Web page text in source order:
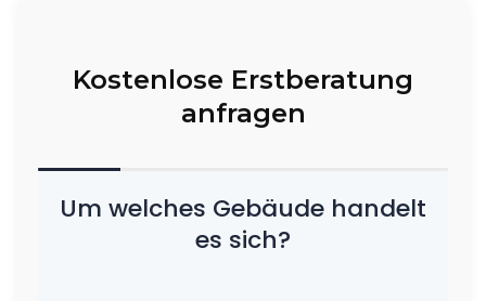
Kostenlose Erstberatung
anfragen